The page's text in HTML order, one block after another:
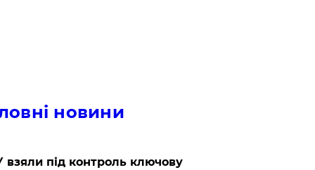
новини
взяли під контроль ключову